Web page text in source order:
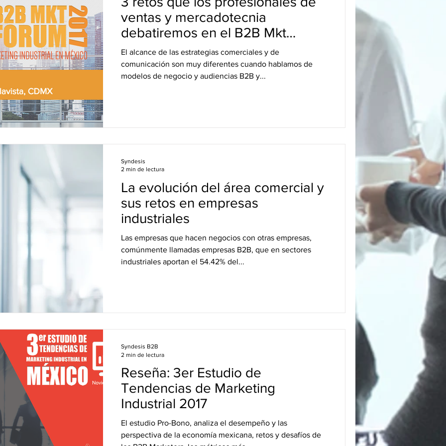
ventas y mercadotecnia
debatiremos en el B2B Mkt
Forum 2017
El alcance de las estrategias comerciales y de
comunicación son muy diferentes cuando hablamos de
modelos de negocio y audiencias B2B y...
La evolución del área comercial y
sus retos en empresas
industriales
Las empresas que hacen negocios con otras empresas,
comúnmente llamadas empresas B2B, que en sectores
industriales aportan el 54.42% del...
Syndesis
2 min de lectura
Reseña: 3er Estudio de
Tendencias de Marketing
Industrial 2017
El estudio Pro-Bono, analiza el desempeño y las
perspectiva de la economía mexicana, retos y desafíos de
Syndesis B2B
2 min de lectura